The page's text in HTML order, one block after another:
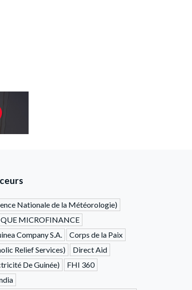
Nationale de la Météorologie)
MICROFINANCE
Company S.A.
Corps de la Paix
Relief Services)
Direct Aid
De Guinée)
FHI 360